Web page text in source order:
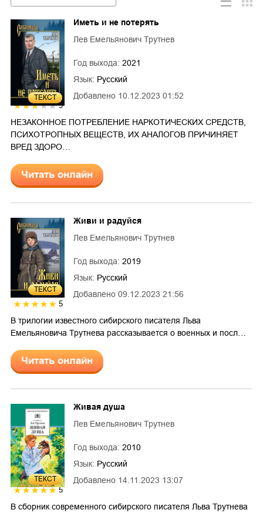
ТЕКСТ
3
Добавлено 10.12.2023 01:52
Иметь и не потерять
Лев Емельянович Трутнев
Год выхода: 2021
Язык: Русский
НЕЗАКОННОЕ ПОТРЕБЛЕНИЕ НАРКОТИЧЕСКИХ СРЕДСТВ,
ПСИХОТРОПНЫХ ВЕЩЕСТВ, ИХ АНАЛОГОВ ПРИЧИНЯЕТ
ВРЕД ЗДОРО…
Читать онлайн
ТЕКСТ
5
Добавлено 09.12.2023 21:56
Живи и радуйся
Лев Емельянович Трутнев
Год выхода: 2019
Язык: Русский
В трилогии известного сибирского писателя Льва
Емельяновича Трутнева рассказывается о военных и посл…
Читать онлайн
ТЕКСТ
5
Добавлено 14.11.2023 13:07
Живая душа
Лев Емельянович Трутнев
Год выхода: 2010
Язык: Русский
В сборник современного сибирского писателя Льва Трутнева